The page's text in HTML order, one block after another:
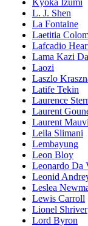
Kyoka İzumi
L. J. Shen
La Fontaine
Laetitia
Lafcadio
Lama Kazi
Laozi
Laszlo
Latife Tekin
Laurence
Laurent
Laurent
Leila Slimani
Lembayung
Leon Bloy
Leonardo Da
Leonid
Leslea
Lewis Carroll
Lionel Shriver
Lord Byron